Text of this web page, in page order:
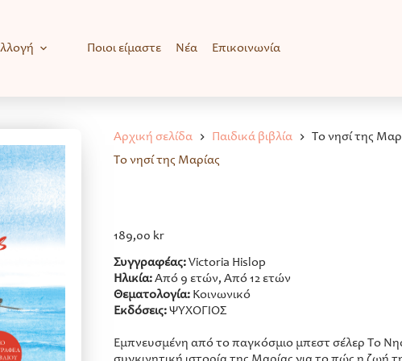
Ποιοι είμαστε Νέα Επικοινωνία
Αρχική σελίδα Παιδικά βιβλία
Το νησί της
Το νησί της Μαρίας
189,00 kr
Συγγραφέας:Victoria Hislop
Ηλικία:Από 9 ετών, Από 12 ετών
Θεματολογία: Κοινωνικό
Εκδόσεις:ΨΥΧΟΓΙΟΣ
Εμπνευσμένη από το παγκόσμιο μπεστ σέλερ Το